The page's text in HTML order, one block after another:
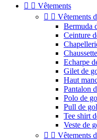
  Vêtements
  Vêtements
Bermuda
Ceinture
Echarpe
Gilet de
Haut
Pantalon
Polo de
Pull de
Tee shirt
Veste de
  Vêtements